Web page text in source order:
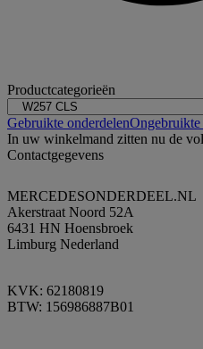
Productcategorieën
Gebruikte onderdelenOngebruikte
In uw winkelmand zitten nu de
Contactgegevens
MERCEDESONDERDEEL.NL
Akerstraat Noord 52A
6431 HN Hoensbroek
Limburg Nederland
KVK: 62180819
BTW: 156986887B01